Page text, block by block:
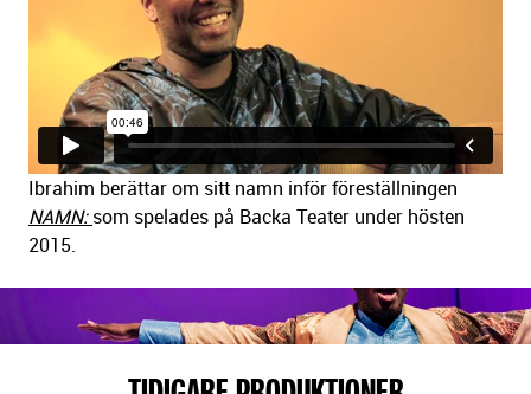
Ibrahim berättar om sitt namn inför föreställningen
NAMN: som spelades på Backa Teater under hösten
2015.